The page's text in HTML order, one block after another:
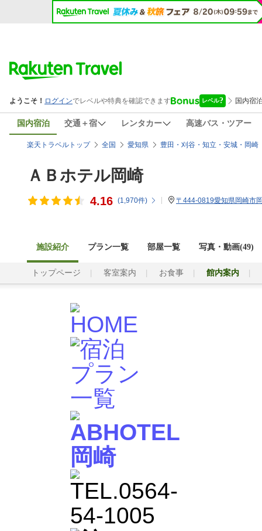
国内宿泊 交通＋宿 レンタカー 高速バス・ツアー
楽天トラベルトップ 全国 愛知県 豊田・刈谷・知立・安城・岡崎
ＡＢホテル岡崎
4.16 (1,970件) 〒444-0819愛知県岡崎市
施設紹介 プラン一覧 部屋一覧 写真・動画(49)
トップページ 客室案内 お食事 館内案内